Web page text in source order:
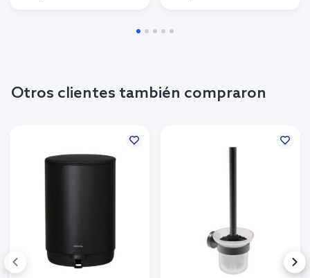
Otros clientes también compraron